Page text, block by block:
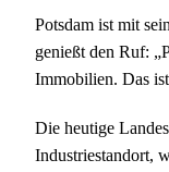
Potsdam ist mit
genießt den Ruf:
Immobilien. Das
Die heutige
Industriestandort,